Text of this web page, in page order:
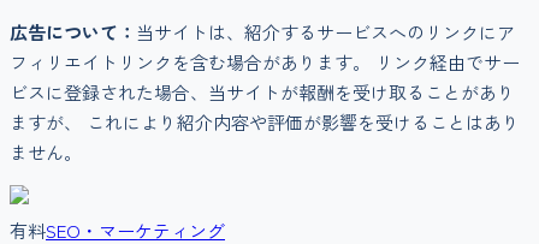
広告について： 当サイトは、紹介するサービスへのリンクにア
フィリエイトリンクを含む場合があります。 リンク経由でサー
ビスに登録された場合、当サイトが報酬を受け取ることがあり
ますが、 これにより紹介内容や評価が影響を受けることはあり
ません。
有料SEO・マーケティング